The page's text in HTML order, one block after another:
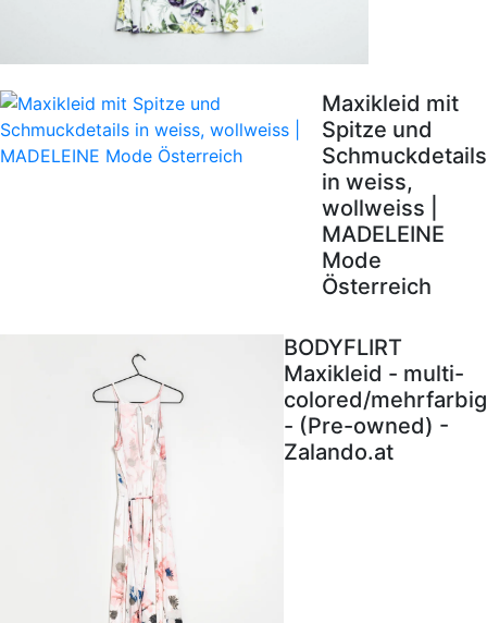
Maxikleid mit
Spitze und
Schmuckdetails
in weiss,
wollweiss |
MADELEINE
Mode
Österreich
BODYFLIRT
Maxikleid - multi-
colored/mehrfarbig
- (Pre-owned) -
Zalando.at